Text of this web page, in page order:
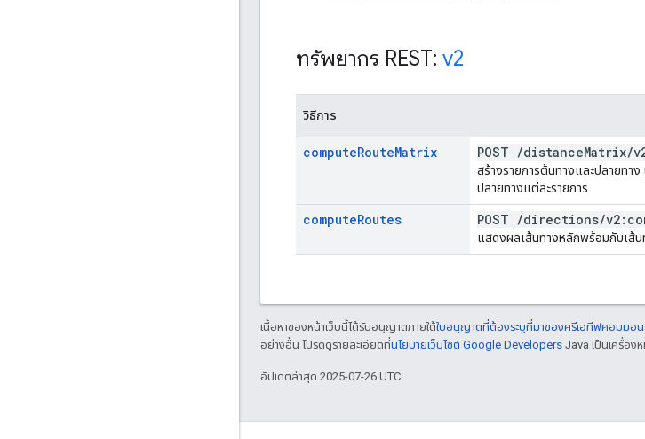
ทรัพยากร REST: v2
วิธีการ
computeRouteMatrix POST /distanceMatrix/
สร้างรายการต้นทางและปลายทา
ปลายทางแต่ละรายการ
computeRoutes POST /directions/
แสดงผลเส้นทางหลักพร้อมกับเส้น
เนื้อหาของหน้าเว็บนี้ได้รับอนุญาตภายใต้ใบอนุญาตที่ต้องระบุที่มาของครีเอทีฟคอมมอ
อย่างอื่น โปรดดูรายละเอียดที่นโยบายเว็บไซต์ Google Developers Java เป็นเครื่อง
อัปเดตล่าสุด 2025-07-26 UTC